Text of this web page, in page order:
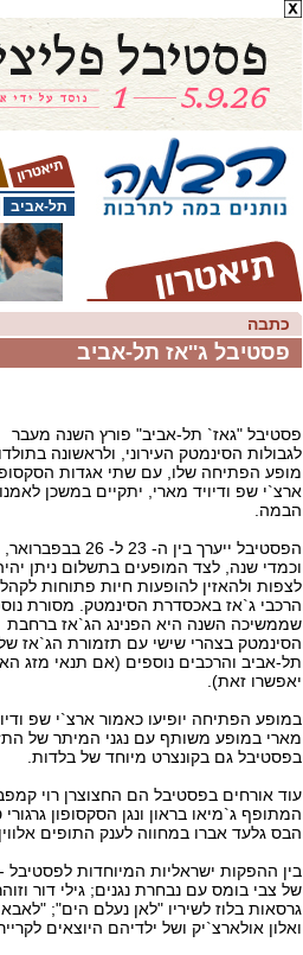
תל-אביב
כתבה
פסטיבל ג''אז תל-אביב
פסטיבל "גאז` תל-אביב" פורץ השנה מעבר
לגבולות הסינמטק העירוני, ולראשונה
מופע הפתיחה שלו, עם שתי אגדות
ארצ`י שפ ודיויד מארי, יתקיים במשכן
הבמה.
הפסטיבל ייערך בין ה- 23 ל- 26 בבפברואר,
וכמדי שנה, לצד המופעים בתשלום ניתן
לצפות ולהאזין להופעות חיות פתוחות
הרכבי ג`אז באכסדרת הסינמטק. מסורת
שממשיכה השנה היא הפנינג הג`אז ברחבת
הסינמטק בצהרי שישי עם תזמורת הג`אז
תל-אביב והרכבים נוספים (אם תנאי מזג
יאפשרו זאת).
במופע הפתיחה יופיעו כאמור ארצ`י שפ
מארי במופע משותף עם נגני המיתר של
בפסטיבל גם בקונצרט מיוחד של בלדות.
עוד אורחים בפסטיבל הם החצוצרן רוי
המתופף ג`מיאו בראון ונגן הסקסופון
הבס גלעד אברו במחווה לענק התופים
בין ההפקות ישראליות המיוחדות לפסטיבל
של צבי בומס עם נבחרת נגנים; גילי דור
גרסאות בלוז לשיריו "לאן נעלם הים";
ואלון אולארצ`יק ושל ילדיהם היוצאים